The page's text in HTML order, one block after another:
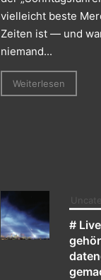
vielleicht beste
Zeiten ist — und
niemand...
Weiterlesen
#